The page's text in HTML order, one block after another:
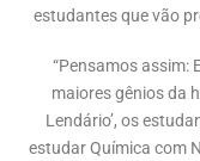
estudantes que vão
“Pensamos assim:
maiores gênios da
Lendário’, os
estudar Química com